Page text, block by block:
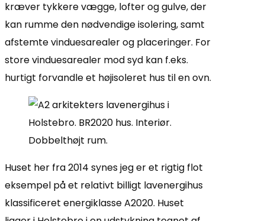
kræver tykkere vægge, lofter og gulve, der
kan rumme den nødvendige isolering, samt
afstemte vinduesarealer og placeringer. For
store vinduesarealer mod syd kan f.eks.
hurtigt forvandle et højisoleret hus til en ovn.
Huset her fra 2014 synes jeg er et rigtig flot
eksempel på et relativt billigt lavenergihus
klassificeret energiklasse A2020. Huset